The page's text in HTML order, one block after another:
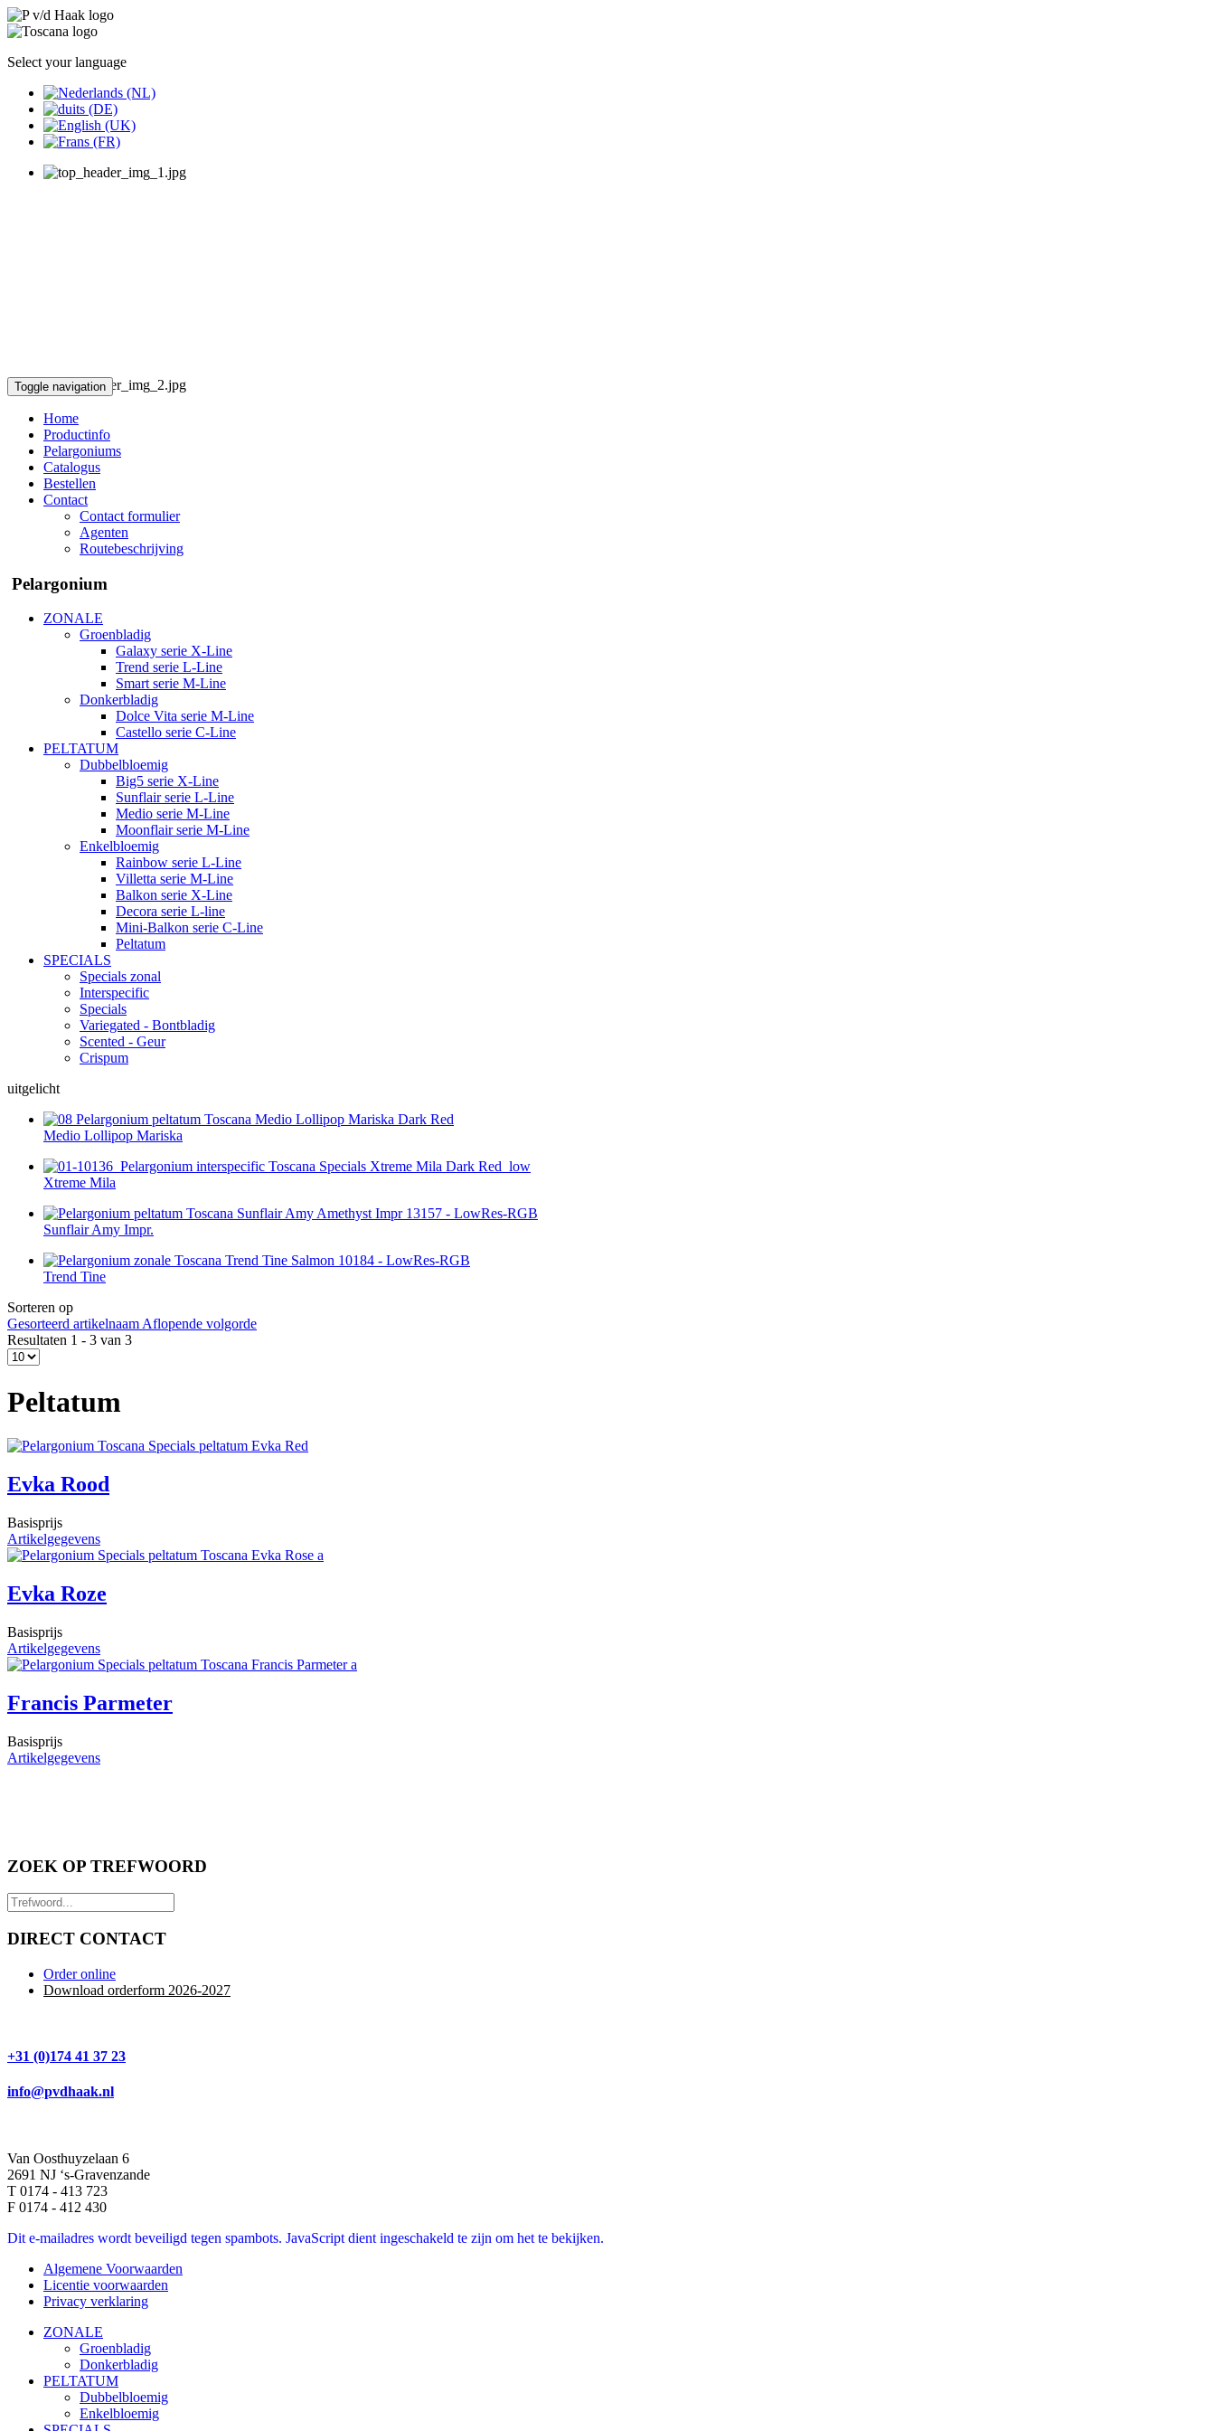
Select your language
Toggle navigation
Home
Productinfo
Pelargoniums
Catalogus
Bestellen
Contact
Contact formulier
Agenten
Routebeschrijving
Pelargonium
ZONALE
Groenbladig
Galaxy serie X-Line
Trend serie L-Line
Smart serie M-Line
Donkerbladig
Dolce Vita serie M-Line
Castello serie C-Line
PELTATUM
Dubbelbloemig
Big5 serie X-Line
Sunflair serie L-Line
Medio serie M-Line
Moonflair serie M-Line
Enkelbloemig
Rainbow serie L-Line
Villetta serie M-Line
Balkon serie X-Line
Decora serie L-line
Mini-Balkon serie C-Line
Peltatum
SPECIALS
Specials zonal
Interspecific
Specials
Variegated - Bontbladig
Scented - Geur
Crispum
uitgelicht
Medio Lollipop Mariska
Xtreme Mila
Sunflair Amy Impr.
Trend Tine
Sorteren op
Gesorteerd artikelnaam Aflopende volgorde
Resultaten 1 - 3 van 3
Peltatum
Evka Rood
Basisprijs
Artikelgegevens
Evka Roze
Basisprijs
Artikelgegevens
Francis Parmeter
Basisprijs
Artikelgegevens
ZOEK OP TREFWOORD
DIRECT CONTACT
Order online
Download orderform 2026-2027
+31 (0)174 41 37 23
info@pvdhaak.nl
Van Oosthuyzelaan 6
2691 NJ ‘s-Gravenzande
T 0174 - 413 723
F 0174 - 412 430
Dit e-mailadres wordt beveiligd tegen spambots. JavaScript dient ingeschakeld te zijn om het te bekijken.
Algemene Voorwaarden
Licentie voorwaarden
Privacy verklaring
ZONALE
Groenbladig
Donkerbladig
PELTATUM
Dubbelbloemig
Enkelbloemig